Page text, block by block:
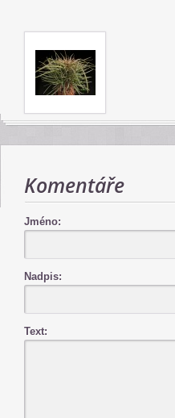
Komentáře
Jméno:
Nadpis:
Text: